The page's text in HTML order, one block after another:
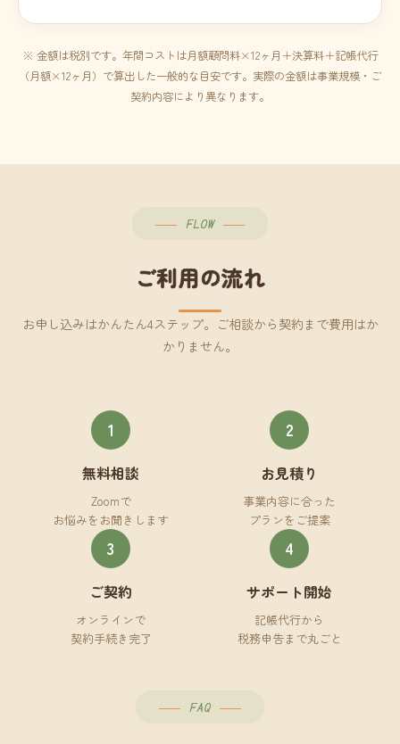
※ 金額は税別です。年間コストは月額顧問料×12ヶ月＋決算料＋記帳代行
（月額×12ヶ月）で算出した一般的な目安です。実際の金額は事業規模・ご
契約内容により異なります。
FLOW
ご利用の流れ
お申し込みはかんたん4ステップ。ご相談から契約まで費用はか
かりません。
1
無料相談
Zoomで
お悩みをお聞きします
2
お見積り
事業内容に合った
プランをご提案
3
ご契約
オンラインで
契約手続き完了
4
サポート開始
記帳代行から
税務申告まで丸ごと
FAQ